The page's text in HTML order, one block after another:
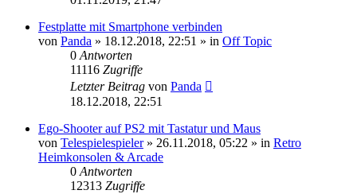
Festplatte mit Smartphone verbinden
von Panda » 18.12.2018, 22:51 » in Off Topic
0Antworten
11116 Zugriffe
Letzter Beitrag von Panda
18.12.2018, 22:51
Ego-Shooter auf PS2 mit Tastatur und Maus
von Telespielespieler» 26.11.2018, 05:22 » in Retro
Heimkonsolen & Arcade
0Antworten
12313 Zugriffe